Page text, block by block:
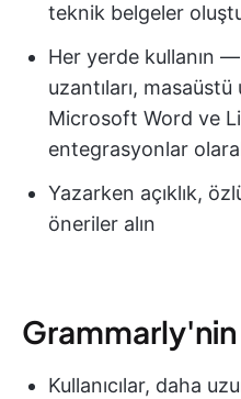
teknik belgeler
Her yerde kullanın —
uzantıları,
Microsoft Word ve
entegrasyonlar
Yazarken açıklık,
öneriler alın
Grammarly'nin
Kullanıcılar, daha